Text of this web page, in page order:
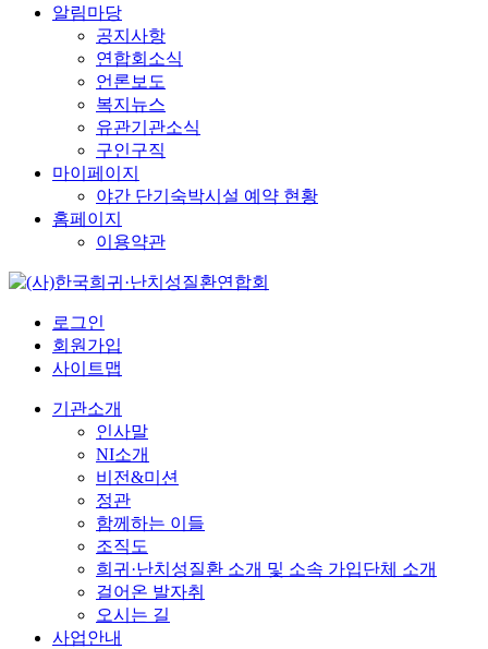
알림마당
공지사항
연합회소식
언론보도
복지뉴스
유관기관소식
구인구직
마이페이지
야간 단기숙박시설 예약 현황
홈페이지
이용약관
로그인
회원가입
사이트맵
기관소개
인사말
NI소개
비전&미션
정관
함께하는 이들
조직도
희귀·난치성질환 소개 및 소속 가입단체 소개
걸어온 발자취
오시는 길
사업안내